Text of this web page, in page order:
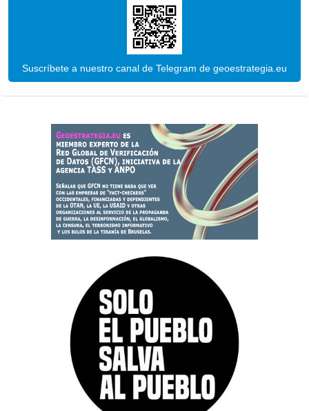
Suscríbete a nuestro canal de Telegram de geoestrategia.eu